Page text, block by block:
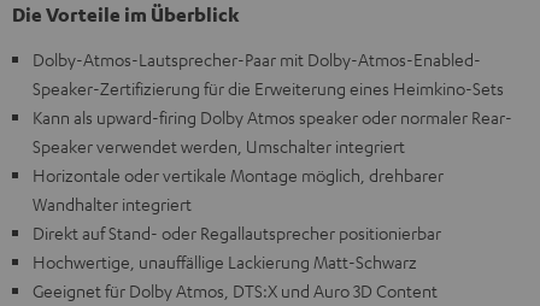
Die Vorteile im Überblick
Dolby-Atmos-Lautsprecher-Paar mit Dolby-Atmos-Enabled-
Speaker-Zertifizierung für die Erweiterung eines Heimkino-Sets
Kann als upward-firing Dolby Atmos speaker oder normaler Rear-
Speaker verwendet werden, Umschalter integriert
Horizontale oder vertikale Montage möglich, drehbarer
Wandhalter integriert
Direkt auf Stand- oder Regallautsprecher positionierbar
Hochwertige, unauffällige Lackierung Matt-Schwarz
Geeignet für Dolby Atmos, DTS:X und Auro 3D Content